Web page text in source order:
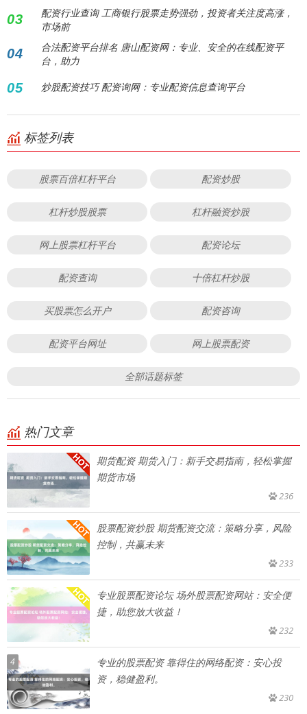
03
配资行业查询 工商银行股票走势强劲，投资者关注度高涨，
市场前
04
合法配资平台排名 唐山配资网：专业、安全的在线配资平
台，助力
05 炒股配资技巧 配资询网：专业配资信息查询平台
标签列表
股票百倍杠杆平台 配资炒股
杠杆炒股股票 杠杆融资炒股
网上股票杠杆平台 配资论坛
配资查询 十倍杠杆炒股
买股票怎么开户 配资咨询
配资平台网址 网上股票配资
全部话题标签
热门文章
期货配资 期货入门：新手交易指南，轻松掌握
期货市场
236
股票配资炒股 期货配资交流：策略分享，风险
控制，共赢未来
233
专业股票配资论坛 场外股票配资网站：安全便
捷，助您放大收益！
232
4
专业的股票配资 靠得住的网络配资：安心投
资，稳健盈利。
230